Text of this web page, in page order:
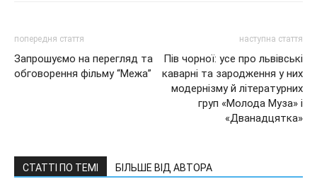
попередня стаття
Запрошуємо на перегляд та
обговорення фільму “Межа”
наступна стаття
Пів чорної: усе про львівські
каварні та зародження у них
модернізму й літературних
груп «Молода Муза» і
«Дванадцятка»
СТАТТІ ПО ТЕМІ БІЛЬШЕ ВІД АВТОРА